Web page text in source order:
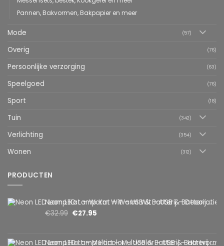
Pannen, Bakvormen, Bakpapier en meer
Mode (57)
Overig (76)
Persoonlijke verzorging (63)
Speelgoed (76)
Sport (18)
Tuin (342)
Verlichting (354)
Wonen (312)
PRODUCTEN
Neon LED Lamp Kat – Warm Wit – USB & Batterij – Decoratieve Tafellamp voor Kinderkamer – 28,5 x 24,5 cm
€32.99 €27.95
Neon LED Lamp Hart – Multicolor – USB & Batterij – Hartvormige Sfeerlamp – Kinderkamer & Slaapkamer – 25,2 x 23 cm